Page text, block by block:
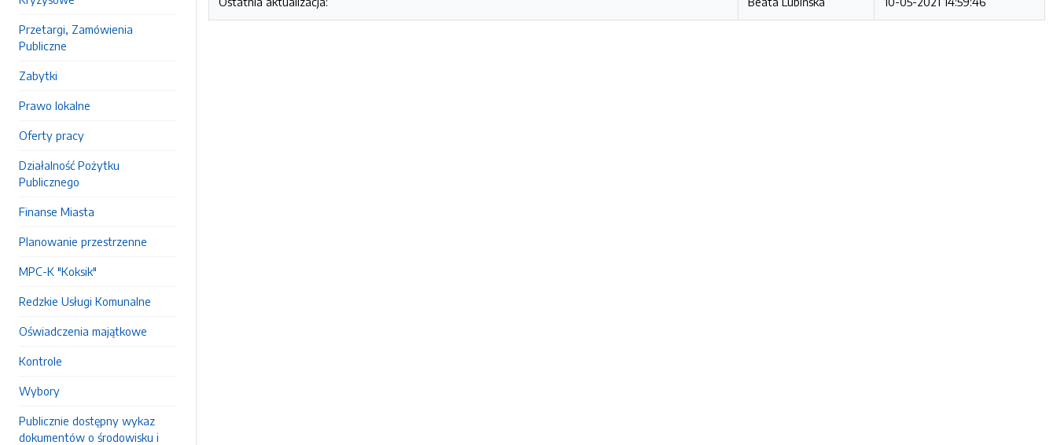
Przetargi, Zamówienia
Publiczne
Zabytki
Prawo lokalne
Oferty pracy
Działalność Pożytku
Publicznego
Finanse Miasta
Planowanie przestrzenne
MPC-K "Koksik"
Redzkie Usługi Komunalne
Oświadczenia majątkowe
Kontrole
Wybory
Publicznie dostępny wykaz
dokumentów o środowisku i